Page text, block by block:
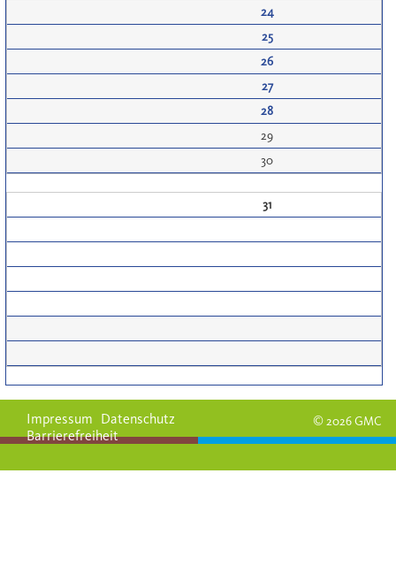
24
25
26
27
28
29
30
31
© 2026 GMC
Impressum Datenschutz
Barrierefreiheit